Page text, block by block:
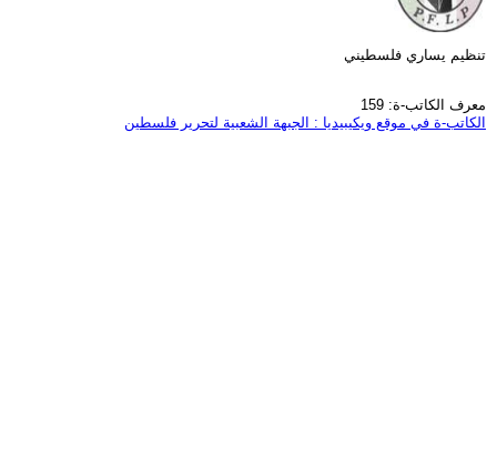
تنظيم يساري فلسطيني
معرف الكاتب-ة: 159
الكاتب-ة في موقع ويكيبيديا : الجبهة الشعبية لتحرير فلسطين